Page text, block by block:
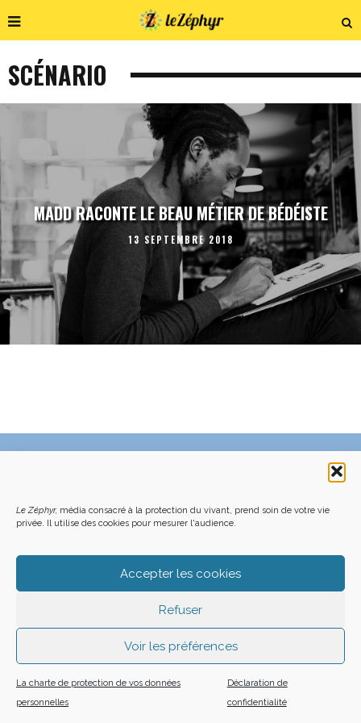
Le Zéphyr, média consacré à la protection du vivant, prend soin de votre vie
privée. Il utilise des cookies pour mesurer l'audience.
Accepter les cookies
Refuser
Voir les préférences
La charte de protection de vos données
personnelles
Déclaration de
confidentialité
SCÉNARIO
MADD RACONTE LE BEAU MÉTIER DE BÉDÉISTE
13 SEPTEMBRE 2018
ACHETER LE DERNIER NUMÉRO
PODCAST EN FORÊT
OÙ NOUS TROUVER
NEWSLETTER
ON SOUTIENT LES MÉDIAS INDÉ
Z LE ZÉPHYR - 2026